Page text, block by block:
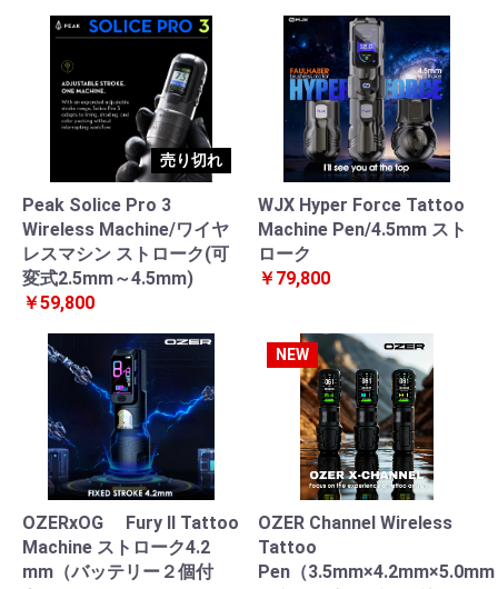
売り切れ
Peak Solice Pro 3
Wireless Machine/ワイヤ
レスマシン ストローク(可
変式2.5mm～4.5mm)
￥59,800
WJX Hyper Force Tattoo
Machine Pen/4.5mm スト
ローク
￥79,800
OZERxOG Fury II Tattoo
Machine ストローク4.2
mm（バッテリー２個付
NEW
OZER Channel Wireless
Tattoo
Pen（3.5mm×4.2mm×5.0mm